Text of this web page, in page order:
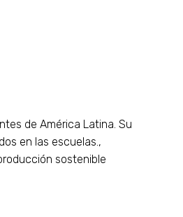
de América Latina. Su
en las escuelas.,
sostenible